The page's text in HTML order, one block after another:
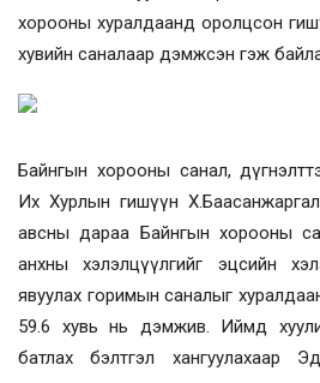
хорооны хуралдаанд оролцсон
хувийн саналаар дэмжсэн гэж
Байнгын хорооны санал,
Их Хурлын гишүүн
авсны дараа Байнгын хорооны
анхны хэлэлцүүлгийг эцсийн
явуулах горимын саналыг
59.6 хувь нь дэмжив. Иймд
батлах бэлтгэл хангуулахаар